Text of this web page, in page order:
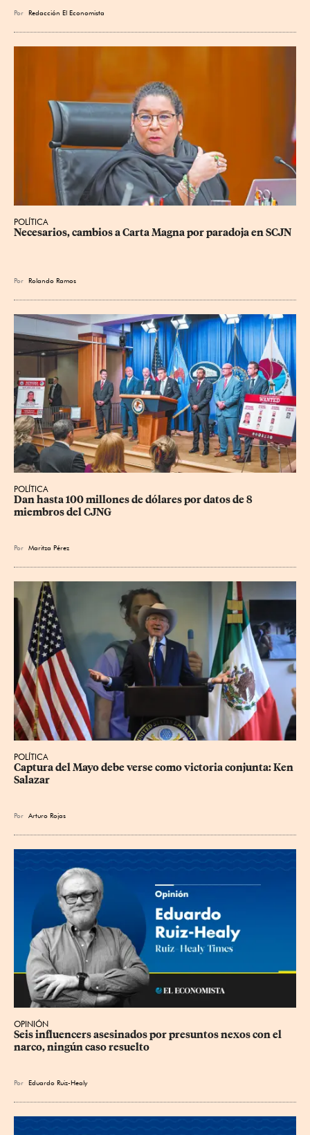
Por Redacción El Economista
POLÍTICA
Necesarios, cambios a Carta Magna por paradoja en SCJN
Por Rolando Ramos
POLÍTICA
Dan hasta 100 millones de dólares por datos de 8
miembros del CJNG
Por Maritza Pérez
POLÍTICA
Captura del Mayo debe verse como victoria conjunta: Ken
Salazar
Por Arturo Rojas
OPINIÓN
Seis influencers asesinados por presuntos nexos con el
narco, ningún caso resuelto
Por Eduardo Ruiz-Healy